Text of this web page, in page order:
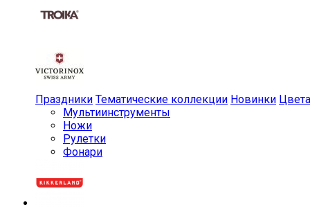
Праздники Тематические коллекции Новинки Цвета
Мульти­инструменты
Ножи
Рулетки
Фонари